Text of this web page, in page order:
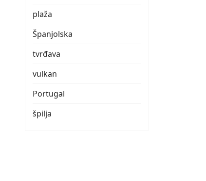
plaža
Španjolska
tvrđava
vulkan
Portugal
špilja